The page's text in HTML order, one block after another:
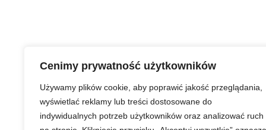
Cenimy prywatność użytkowników
Używamy plików cookie, aby poprawić jakość przeglądania,
wyświetlać reklamy lub treści dostosowane do
indywidualnych potrzeb użytkowników oraz analizować ruch